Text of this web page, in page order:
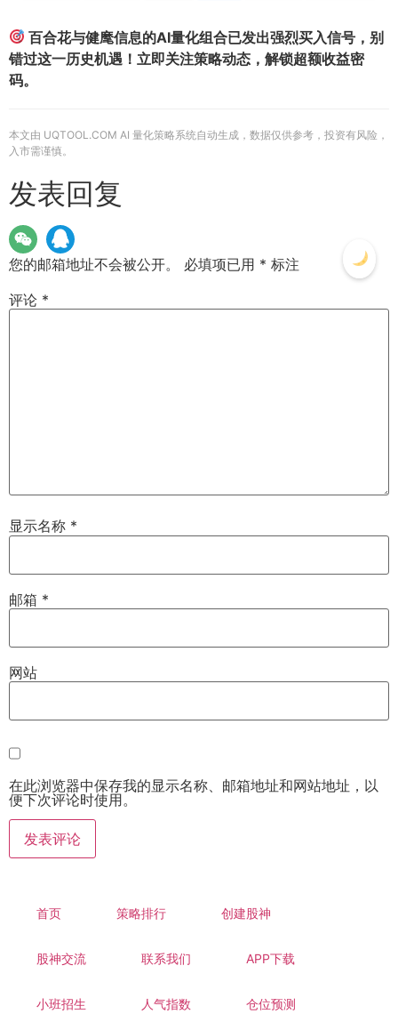
百合花与健麾信息的AI量化组合已发出强烈买入信号，别
错过这一历史机遇！立即关注策略动态，解锁超额收益密
码。
本文由 UQTOOL.COM AI 量化策略系统自动生成，数据仅供参考，投资有风险，
入市需谨慎。
发表回复
您的邮箱地址不会被公开。 必填项已用 * 标注
评论 *
显示名称 *
邮箱 *
网站
在此浏览器中保存我的显示名称、邮箱地址和网站地址，以
便下次评论时使用。
首页 策略排行 创建股神
股神交流 联系我们 APP下载
小班招生 人气指数 仓位预测